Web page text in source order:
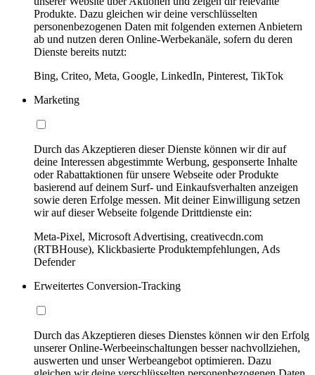
Produkte. Dazu gleichen wir deine verschlüsselten
personenbezogenen Daten mit folgenden externen Anbietern
ab und nutzen deren Online-Werbekanäle, sofern du deren
Dienste bereits nutzt:
Bing, Criteo, Meta, Google, LinkedIn, Pinterest, TikTok
Marketing
Durch das Akzeptieren dieser Dienste können wir dir auf
deine Interessen abgestimmte Werbung, gesponserte Inhalte
oder Rabattaktionen für unsere Webseite oder Produkte
basierend auf deinem Surf- und Einkaufsverhalten anzeigen
sowie deren Erfolge messen. Mit deiner Einwilligung setzen
wir auf dieser Webseite folgende Drittdienste ein:
Meta-Pixel, Microsoft Advertising, creativecdn.com
(RTBHouse), Klickbasierte Produktempfehlungen, Ads
Defender
Erweitertes Conversion-Tracking
Durch das Akzeptieren dieses Dienstes können wir den Erfolg
unserer Online-Werbeeinschaltungen besser nachvollziehen,
auswerten und unser Werbeangebot optimieren. Dazu